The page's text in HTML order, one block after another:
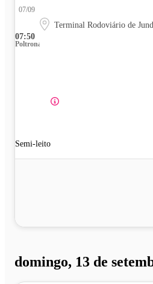
07:50
07/09
Terminal Rodoviário de
Poltrona
Semi-leito
domingo, 13 de